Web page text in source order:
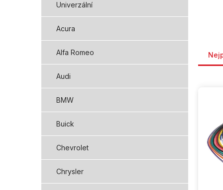
Univerzální
Acura
Alfa Romeo
Audi
BMW
Buick
Chevrolet
Chrysler